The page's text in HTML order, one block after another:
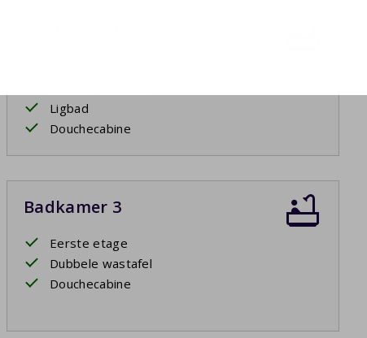
Ligbad
Douchecabine
Badkamer 3
Eerste etage
Dubbele wastafel
Douchecabine